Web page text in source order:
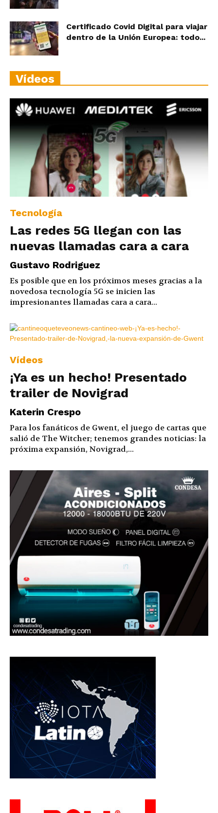
Certificado Covid Digital para viajar
dentro de la Unión Europea: todo...
Vídeos
Tecnología
Las redes 5G llegan con las
nuevas llamadas cara a cara
Gustavo Rodriguez
Es posible que en los próximos meses gracias a la
novedosa tecnología 5G se inicien las
impresionantes llamadas cara a cara...
Vídeos
¡Ya es un hecho! Presentado
trailer de Novigrad
Katerin Crespo
Para los fanáticos de Gwent, el juego de cartas que
salió de The Witcher; tenemos grandes noticias: la
próxima expansión, Novigrad,...